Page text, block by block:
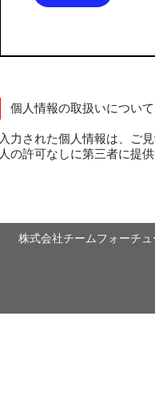
個人情報の取扱いについて
入力された個人情報は、ご
人の許可なしに第三者に提
株式会社チームフォーチ